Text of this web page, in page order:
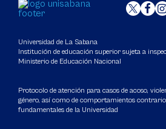
Universidad de La Sabana
Institución de educación superior sujeta a
Ministerio de Educación Nacional
Protocolo de atención para casos de acoso,
género, así como de comportamientos
fundamentales de la Universidad